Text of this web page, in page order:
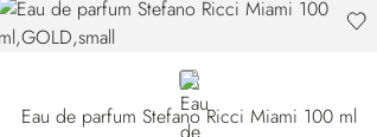
GOLD
Eau de parfum Stefano Ricci Miami 100 ml